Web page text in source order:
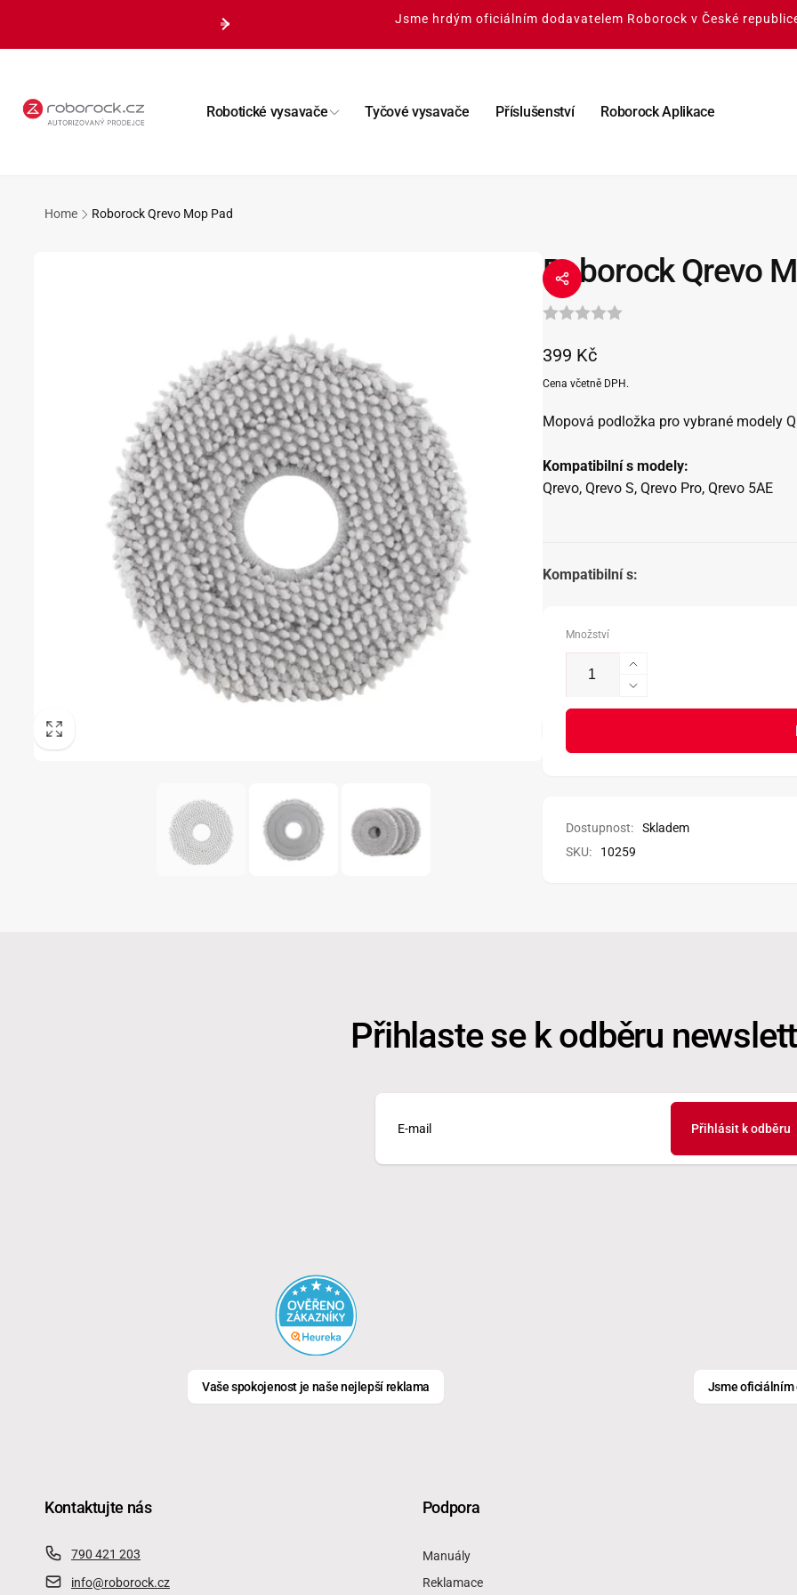
Jsme hrdým oficiálním dodavatelem Roborock v České
Robotické vysavače Tyčové vysavače Příslušenství Roborock Aplikace
Home
Roborock Qrevo Mop Pad
Roborock Qrevo
Běžná
cena
399 Kč
Cena včetně DPH.
Mopová podložka pro vybrané modely
Kompatibilní s modely:
Qrevo, Qrevo S, Qrevo Pro, Qrevo 5AE
Kompatibilní s:
Množství
Zvýšit
množství
produktu
Snížit
množství
Roborock
Dostupnost:
Skladem
SKU:
10259
Přihlaste se k odběru
E-
Přihlásit k odběru
Vaše spokojenost je naše nejlepší reklama Jsme oficiálním
Kontaktujte nás
790 421 203
info@roborock.cz
Podpora
Manuály
Reklamace